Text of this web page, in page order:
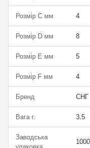
Розмір С мм 4
Розмір D мм 8
Розмір Е мм 5
Розмір F мм 4
Бренд СНГ
Вага г. 3.5
Заводська